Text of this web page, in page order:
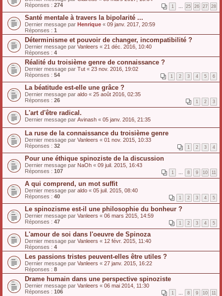
Réponses : 274 1 … 25 26 27 28
Santé mentale à travers la bipolarité ...
Dernier message par Henrique « 09 janv. 2017, 20:59
Réponses : 1
Déterminisme et pouvoir de changer, incompatibilité ?
Dernier message par Vanleers « 21 déc. 2016, 10:40
Réponses : 4
Réalité du troisième genre de connaissance ?
Dernier message par Tut « 23 nov. 2016, 19:02
Réponses : 54 1 2 3 4 5 6
La béatitude est-elle une grâce ?
Dernier message par aldo « 25 août 2016, 02:35
Réponses : 26 1 2 3
L'art d'être radical.
Dernier message par Avinash « 05 janv. 2016, 21:35
La ruse de la connaissance du troisième genre
Dernier message par Vanleers « 01 nov. 2015, 10:33
Réponses : 32 1 2 3 4
Pour une éthique spinoziste de la discussion
Dernier message par NaOh « 09 juil. 2015, 16:43
Réponses : 107 1 … 8 9 10 11
A qui comprend, un mot suffit
Dernier message par aldo « 05 juil. 2015, 08:40
Réponses : 40 1 2 3 4 5
Le spinozisme est-il une philosophie du bonheur ?
Dernier message par Vanleers « 06 mars 2015, 14:59
Réponses : 47 1 2 3 4 5
L'amour de soi dans l'oeuvre de Spinoza
Dernier message par Vanleers « 12 févr. 2015, 11:40
Réponses : 4
Les passions tristes peuvent-elles être utiles ?
Dernier message par Vanleers « 27 janv. 2015, 16:22
Réponses : 8
Drame humain dans une perspective spinoziste
Dernier message par Vanleers « 06 mai 2014, 11:30
Réponses : 106 1 … 8 9 10 11